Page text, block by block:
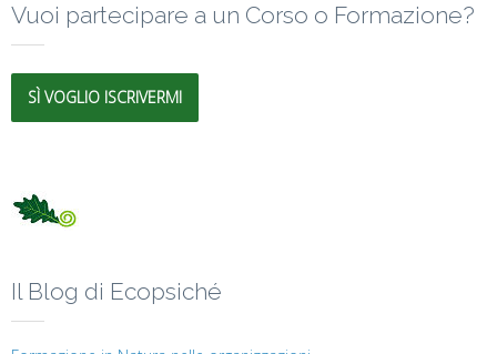
Vuoi partecipare a un Corso o Formazione?
SÌ VOGLIO ISCRIVERMI
Il Blog di Ecopsiché